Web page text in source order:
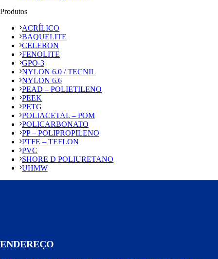
Produtos
ACRÍLICO
BAQUELITE
CELERON
FENOLITE
GPO-3
NYLON 6.0 / TECNIL
NYLON 6.6
PEAD – POLIETILENO
PEEK
PETG
POLIACETAL – POM
POLICARBONATO
PP – POLIPROPILENO
PTFE – TEFLON
PVC
SHORE D POLIURETANO
UHMW
ENDEREÇO